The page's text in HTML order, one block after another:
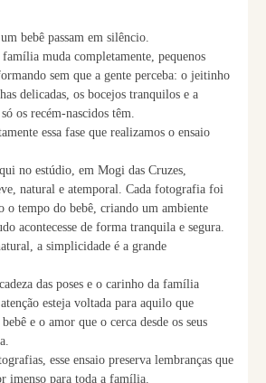
bebê passam em silêncio.
muda completamente, pequenos
sem que a gente perceba: o jeitinho
delicadas, os bocejos tranquilos e a
os recém-nascidos têm.
essa fase que realizamos o ensaio
no estúdio, em Mogi das Cruzes,
natural e atemporal. Cada fotografia foi
o tempo do bebê, criando um ambiente
acontecesse de forma tranquila e segura.
a simplicidade é a grande
das poses e o carinho da família
esteja voltada para aquilo que
e o amor que o cerca desde os seus
esse ensaio preserva lembranças que
imenso para toda a família.